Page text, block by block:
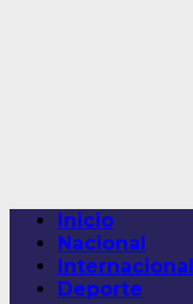
Menú
principal
Inicio
Nacional
Internacional
Deporte